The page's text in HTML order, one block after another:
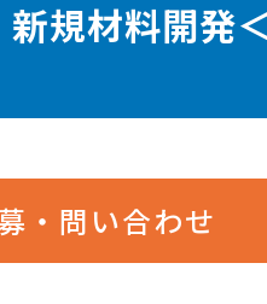
規材料開発
・問い合わせ